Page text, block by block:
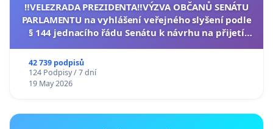
‼️VELEZRADA PREZIDENTA‼️VÝZVA OBČANŮ SENÁTU
PARLAMENTU na vyhlášení veřejného slyšení podle
§ 144 jednacího řádu Senátu k návrhu na přijetí
42 739 podpisů
124 Podpisy / 7 dní
19 May 2026